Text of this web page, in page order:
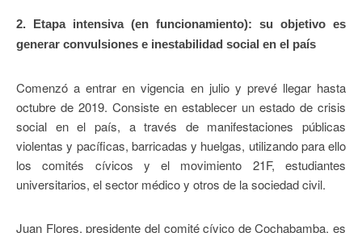
2. Etapa intensiva (en funcionamiento): su objetivo es
generar convulsiones e inestabilidad social en el país
Comenzó a entrar en vigencia en julio y prevé llegar hasta
octubre de 2019. Consiste en establecer un estado de crisis
social en el país, a través de manifestaciones públicas
violentas y pacíficas, barricadas y huelgas, utilizando para ello
los comités cívicos y el movimiento 21F, estudiantes
universitarios, el sector médico y otros de la sociedad civil.
Juan Flores, presidente del comité cívico de Cochabamba, es